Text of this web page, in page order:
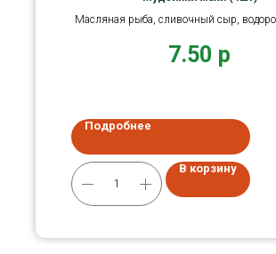
Масляная рыба, сливочный сыр,
7.50 р
Подробнее
В корзину